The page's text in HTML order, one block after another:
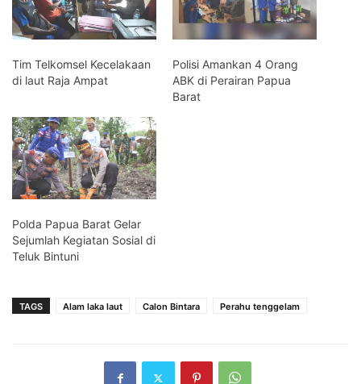
Tim Telkomsel Kecelakaan
di laut Raja Ampat
Polisi Amankan 4 Orang
ABK di Perairan Papua
Barat
Polda Papua Barat Gelar
Sejumlah Kegiatan Sosial di
Teluk Bintuni
TAGS Alam laka laut Calon Bintara Perahu tenggelam